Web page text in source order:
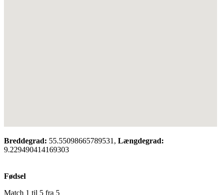
Breddegrad: 55.55098665789531, Længdegrad:
9.229490414169303
Fødsel
Match 1 til 5 fra 5